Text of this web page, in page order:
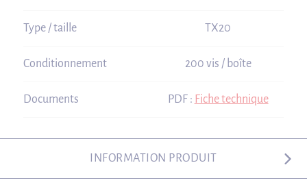
Type / taille TX20
Conditionnement 200 vis / boîte
Documents PDF : Fiche technique
INFORMATION PRODUIT